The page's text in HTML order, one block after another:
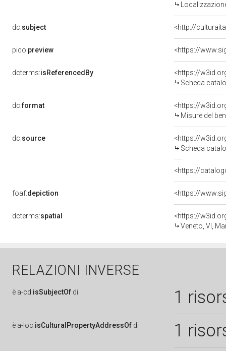
dc:subject <http://
pico:preview
dcterms:isReferencedBy
<https://
Scheda
dc:format
<https://
Misure del
dc:source
<https://
Scheda
<https://
foaf:depiction
dcterms:spatial
<https://
Veneto, VI,
RELAZIONI INVERSE
è a-cd:isSubjectOf di 1
è a-loc:isCulturalPropertyAddressOf di 1